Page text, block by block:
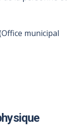
municipal